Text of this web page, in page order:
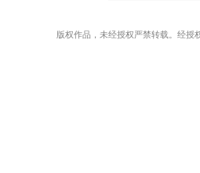
版权作品，未经授权严禁转载。经授